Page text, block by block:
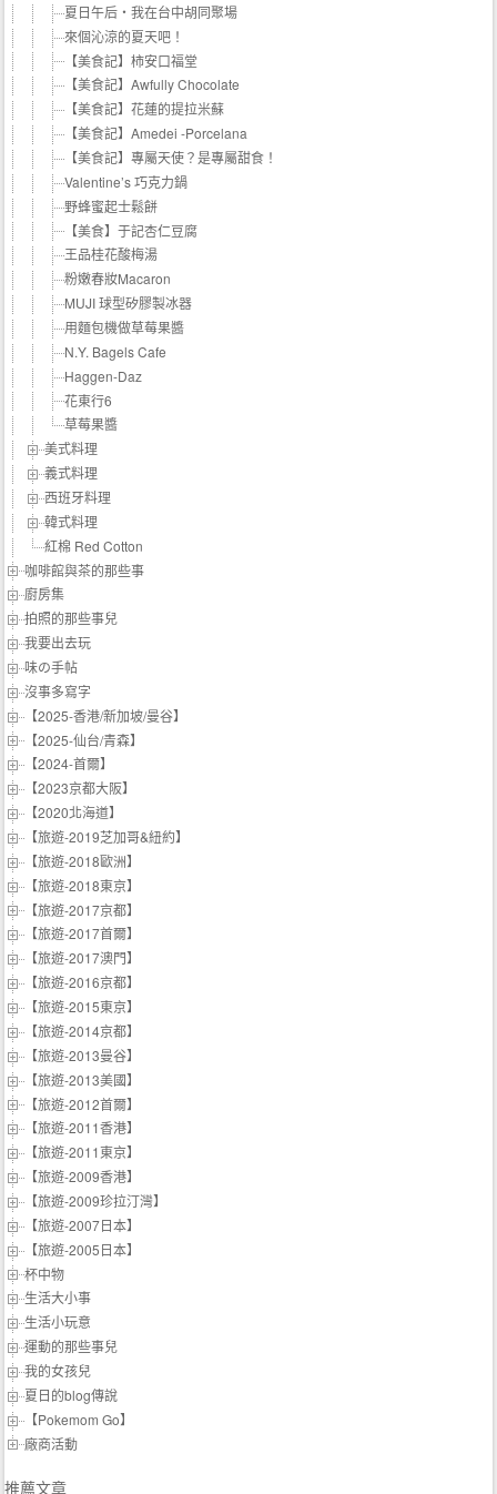
夏日午后‧我在台中胡同聚場
來個沁涼的夏天吧！
【美食記】柿安口福堂
【美食記】Awfully Chocolate
【美食記】花蓮的提拉米蘇
【美食記】Amedei -Porcelana
【美食記】專屬天使？是專屬甜食！
Valentine’s 巧克力鍋
野蜂蜜起士鬆餅
【美食】于記杏仁豆腐
王品桂花酸梅湯
粉嫩春妝Macaron
MUJI 球型矽膠製冰器
用麵包機做草莓果醬
N.Y. Bagels Cafe
Haggen-Daz
花東行6
草莓果醬
美式料理
義式料理
西班牙料理
韓式料理
紅棉 Red Cotton
咖啡館與茶的那些事
廚房集
拍照的那些事兒
我要出去玩
味の手帖‬
沒事多寫字
【2025-香港/新加坡/曼谷】
【2025-仙台/青森】
【2024-首爾】
【2023京都大阪】
【2020北海道】
【旅遊-2019芝加哥&紐約】
【旅遊-2018歐洲】
【旅遊-2018東京】
【旅遊-2017京都】
【旅遊-2017首爾】
【旅遊-2017澳門】
【旅遊-2016京都】
【旅遊-2015東京】
【旅遊-2014京都】
【旅遊-2013曼谷】
【旅遊-2013美國】
【旅遊-2012首爾】
【旅遊-2011香港】
【旅遊-2011東京】
【旅遊-2009香港】
【旅遊-2009珍拉汀灣】
【旅遊-2007日本】
【旅遊-2005日本】
杯中物
生活大小事
生活小玩意
運動的那些事兒
我的女孩兒
夏日的blog傳說
【Pokemom Go】
廠商活動
推薦文章